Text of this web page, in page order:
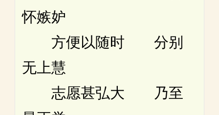
怀嫉妒
方便以随时 分别
无上慧
志愿甚弘大 乃至